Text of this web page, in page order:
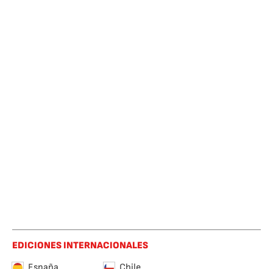
EDICIONES INTERNACIONALES